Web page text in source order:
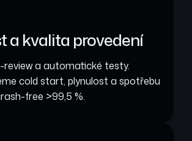
a kvalita provedení
review a automatické testy.
cold start, plynulost a spotřebu
free >99,5 %.